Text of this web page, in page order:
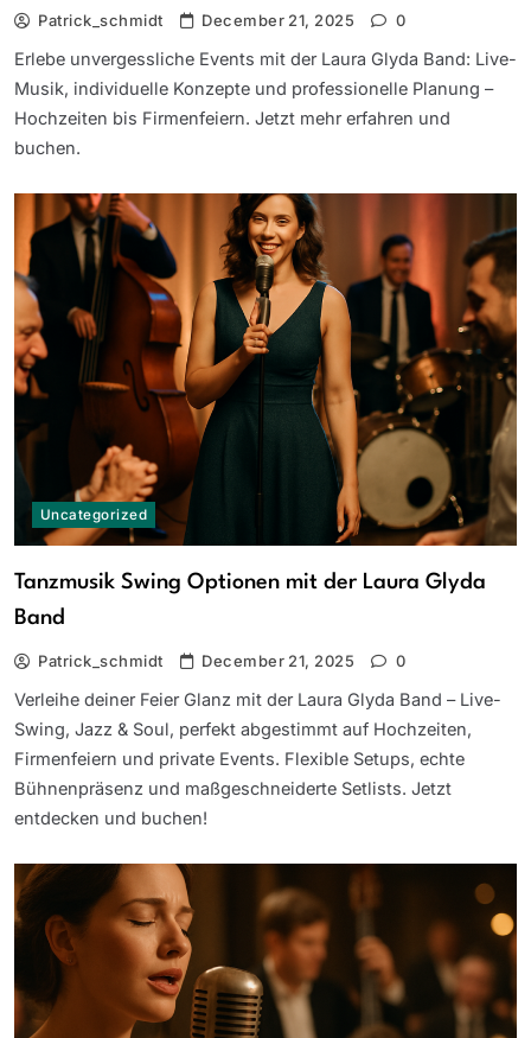
Patrick_schmidt December 21, 2025 0
Erlebe unvergessliche Events mit der Laura Glyda Band: Live-
Musik, individuelle Konzepte und professionelle Planung –
Hochzeiten bis Firmenfeiern. Jetzt mehr erfahren und
buchen.
Uncategorized
Tanzmusik Swing Optionen mit der Laura Glyda
Band
Patrick_schmidt December 21, 2025 0
Verleihe deiner Feier Glanz mit der Laura Glyda Band – Live-
Swing, Jazz & Soul, perfekt abgestimmt auf Hochzeiten,
Firmenfeiern und private Events. Flexible Setups, echte
Bühnenpräsenz und maßgeschneiderte Setlists. Jetzt
entdecken und buchen!